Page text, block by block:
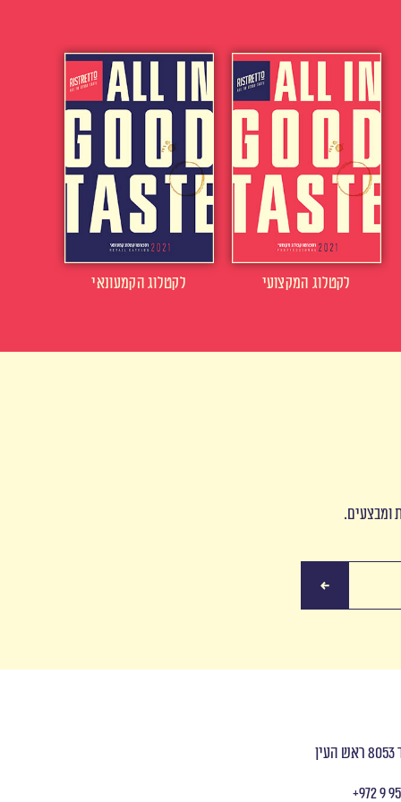
לקטלוג הקמעונאי לקטלוג המקצועי
ומבצעים.